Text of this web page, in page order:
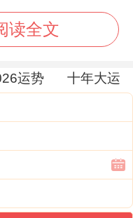
安床」 司命吉神
落实。
注意事
）。
11:00），此乃
家运！
读全文
运势 十年大运